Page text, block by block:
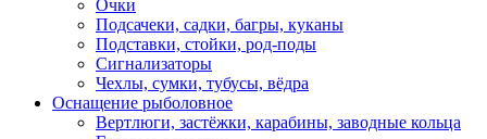
Очки
Подсачеки, садки, багры, куканы
Подставки, стойки, род-поды
Сигнализаторы
Чехлы, сумки, тубусы, вёдра
Оснащение рыболовное
Вертлюги, застёжки, карабины, заводные кольца